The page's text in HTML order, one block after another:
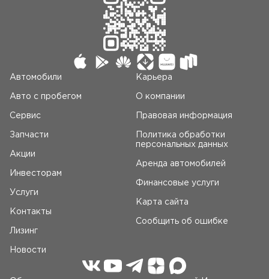
Автомобили
Авто c пробегом
Сервис
Запчасти
Акции
Инвесторам
Услуги
Контакты
Лизинг
Новости
Карьера
О компании
Правовая информация
Политика обработки
персональных данных
Аренда автомобилей
Финансовые услуги
Карта сайта
Сообщить об ошибке